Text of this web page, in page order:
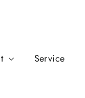
Service